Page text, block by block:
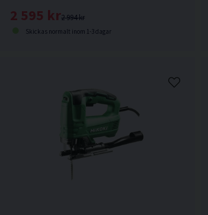
2 994 kr
2 595 kr
Skickas normalt inom 1-3 dagar